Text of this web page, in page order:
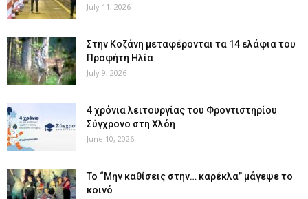
July 11, 2026
Στην Κοζάνη μεταφέρονται τα 14 ελάφια του
Προφήτη Ηλία
July 9, 2026
4 χρόνια λειτουργίας του Φροντιστηρίου
Σύγχρονο στη Χλόη
June 10, 2026
Το “Μην καθίσεις στην… καρέκλα” μάγεψε το
κοινό